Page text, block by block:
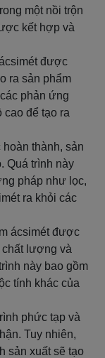
một nồi trộn
kết hợp và
được
ra sản phẩm
phản ứng
cao để tạo ra
thành, sản
Quá trình này
pháp như lọc,
ra khỏi các
ácsimét được
chất lượng và
này bao gồm
tính khác của
phức tạp và
Tuy nhiên,
sản xuất sẽ tạo